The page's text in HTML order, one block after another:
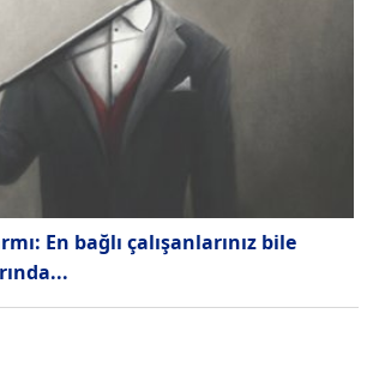
En bağlı çalışanlarınız bile